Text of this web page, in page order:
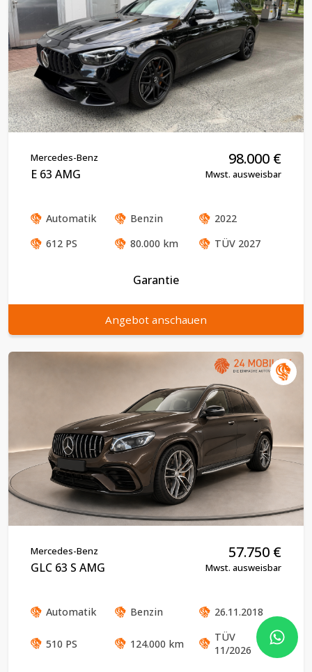
Mercedes-Benz
E 63 AMG
98.000 €
Mwst. ausweisbar
Automatik Benzin
2022
612 PS 80.000 km TÜV 2027
Garantie
Angebot anschauen
Mercedes-Benz
GLC 63 S AMG
57.750 €
Mwst. ausweisbar
Automatik Benzin 26.11.2018
510 PS 124.000 km
TÜV
11/2026